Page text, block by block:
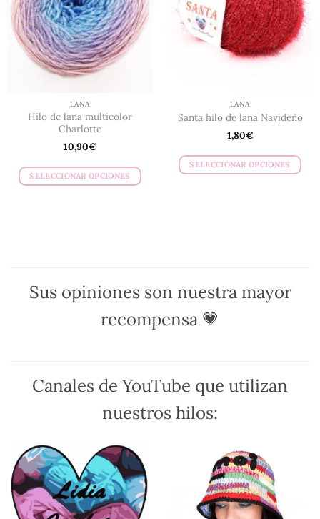
se
pueden
elegir
en
la
página
producto
pueden
elegir
en
la
LANA
Hilo de lana multicolor
Charlotte
10,90€
SELECCIONAR OPCIONES
opciones
se
elegir
de
LANA
Santa hilo de lana Navideño
1,80€
SELECCIONAR OPCIONES
se
pueden
de
producto
Sus opiniones son nuestra mayor
recompensa 💗
Canales de YouTube que utilizan
nuestros hilos: